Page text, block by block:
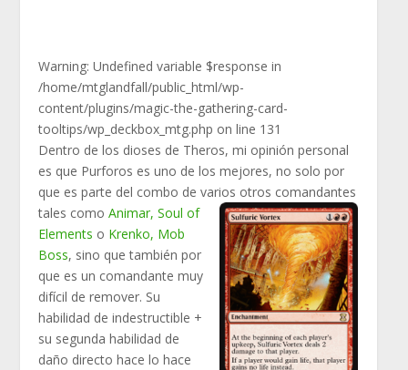
Warning: Undefined variable $response in
/home/mtglandfall/public_html/wp-
content/plugins/magic-the-gathering-card-
tooltips/wp_deckbox_mtg.php on line 131
Dentro de los dioses de Theros, mi opinión personal
es que Purforos es uno de los mejores, no solo por
que es parte del combo de varios otros comandantes
tales comoAnimar, Soul of
Elements o Krenko, Mob
Boss, sino que también por
que es un comandante muy
difícil de remover. Su
habilidad de indestructible +
su segunda habilidad de
daño directo hace lo hace